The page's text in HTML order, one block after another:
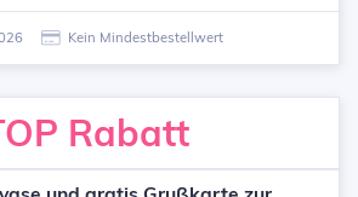
Kein Mindestbestellwert
Rabatt